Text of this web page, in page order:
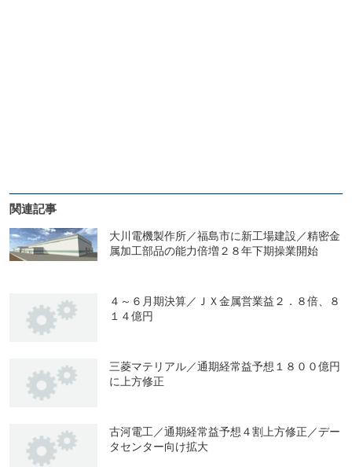
関連記事
大川電機製作所／福島市に新工場建設／精密金
属加工部品の能力倍増２８年下期操業開始
４～６月期決算／ＪＸ金属営業益２．８倍、８
１４億円
三菱マテリアル／通期経常益予想１８００億円
に上方修正
古河電工／通期経常益予想４割上方修正／デー
タセンター向け拡大